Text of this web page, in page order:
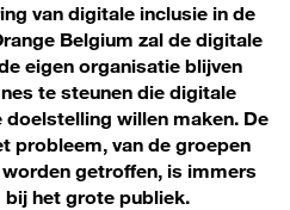
van digitale inclusie in de
Belgium zal de digitale
eigen organisatie blijven
te steunen die digitale
willen maken. De
probleem, van de groepen
getroffen, is immers
het grote publiek.